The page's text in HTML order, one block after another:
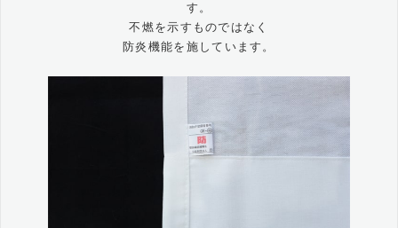
す。
不燃を示すものではなく
防炎機能を施しています。